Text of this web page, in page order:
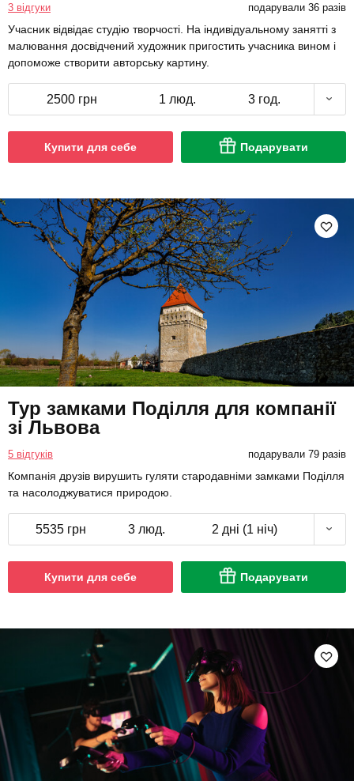
3 відгуки подарували 36 разів
Учасник відвідає студію творчості. На індивідуальному занятті з
малювання досвідчений художник пригостить учасника вином і
допоможе створити авторську картину.
2500 грн 1 люд. 3 год.
Купити для себе Подарувати
Тур замками Поділля для компанії
зі Львова
5 відгуків подарували 79 разів
Компанія друзів вирушить гуляти стародавніми замками Поділля
та насолоджуватися природою.
5535 грн 3 люд. 2 дні (1 ніч)
Купити для себе Подарувати